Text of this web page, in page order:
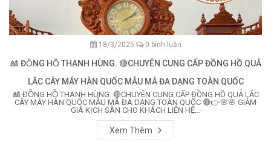
18/3/2025 0 bình luận
🎎 ĐỒNG HỒ THANH HÙNG. 🔴CHUYÊN CUNG CẤP ĐỒNG HỒ QUẢ
LẮC CÂY MÁY HÀN QUỐC MẪU MÃ ĐA DẠNG TOÀN QUỐC
🎎 ĐỒNG HỒ THANH HÙNG. 🔴CHUYÊN CUNG CẤP ĐỒNG HỒ QUẢ LẮC
CÂY MÁY HÀN QUỐC MẪU MÃ ĐA DẠNG TOÀN QUỐC 🔴👉🌸🌸 GIẢM
GIÁ KỊCH SÀN CHO KHÁCH LIÊN HỆ...
Xem Thêm